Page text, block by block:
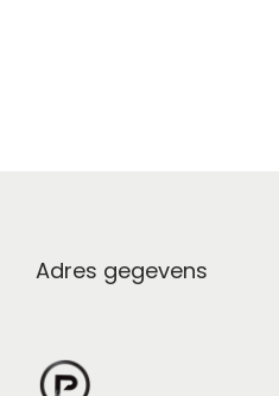
Adres gegevens